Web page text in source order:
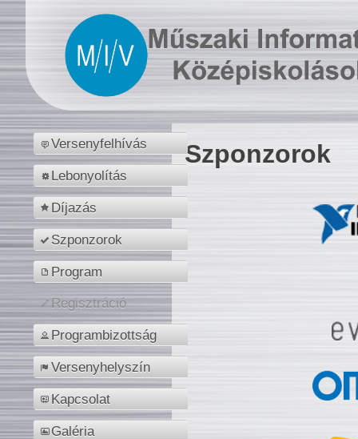
Versenyfelhívás
Lebonyolítás
Díjazás
Szponzorok
Program
Regisztráció
Programbizottság
Versenyhelyszín
Kapcsolat
Galéria
Szponzorok